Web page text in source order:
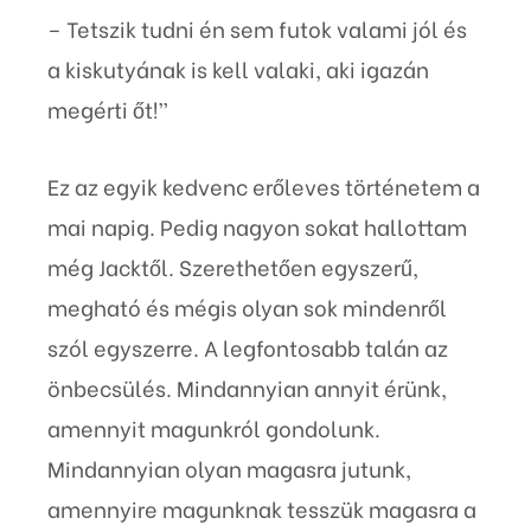
– Tetszik tudni én sem futok valami jól és
a kiskutyának is kell valaki, aki igazán
megérti őt!”
Ez az egyik kedvenc erőleves történetem a
mai napig. Pedig nagyon sokat hallottam
még Jacktől. Szerethetően egyszerű,
megható és mégis olyan sok mindenről
szól egyszerre. A legfontosabb talán az
önbecsülés. Mindannyian annyit érünk,
amennyit magunkról gondolunk.
Mindannyian olyan magasra jutunk,
amennyire magunknak tesszük magasra a